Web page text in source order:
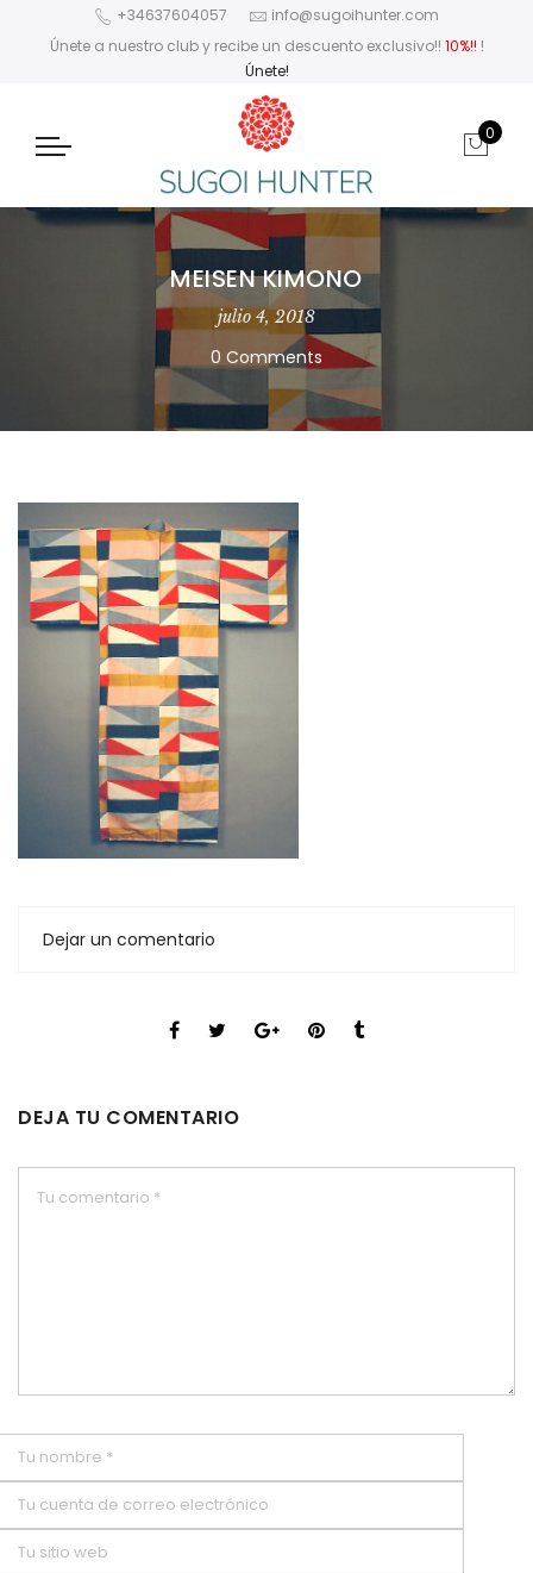
+34637604057
info@sugoihunter.com
Únete a nuestro club y recibe un descuento exclusivo!! 10%!! !
Únete!
0
MEISEN KIMONO
julio 4, 2018
0 Comments
Dejar un comentario
DEJA TU COMENTARIO